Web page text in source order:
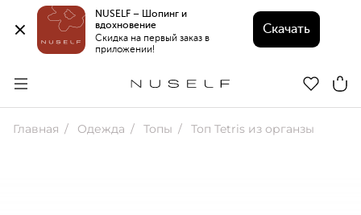
NUSELF – Шопинг и
вдохновение
Скидка на первый заказ в
приложении!
Скачать
Главная Одежда Топы Топ Tetris из органзы